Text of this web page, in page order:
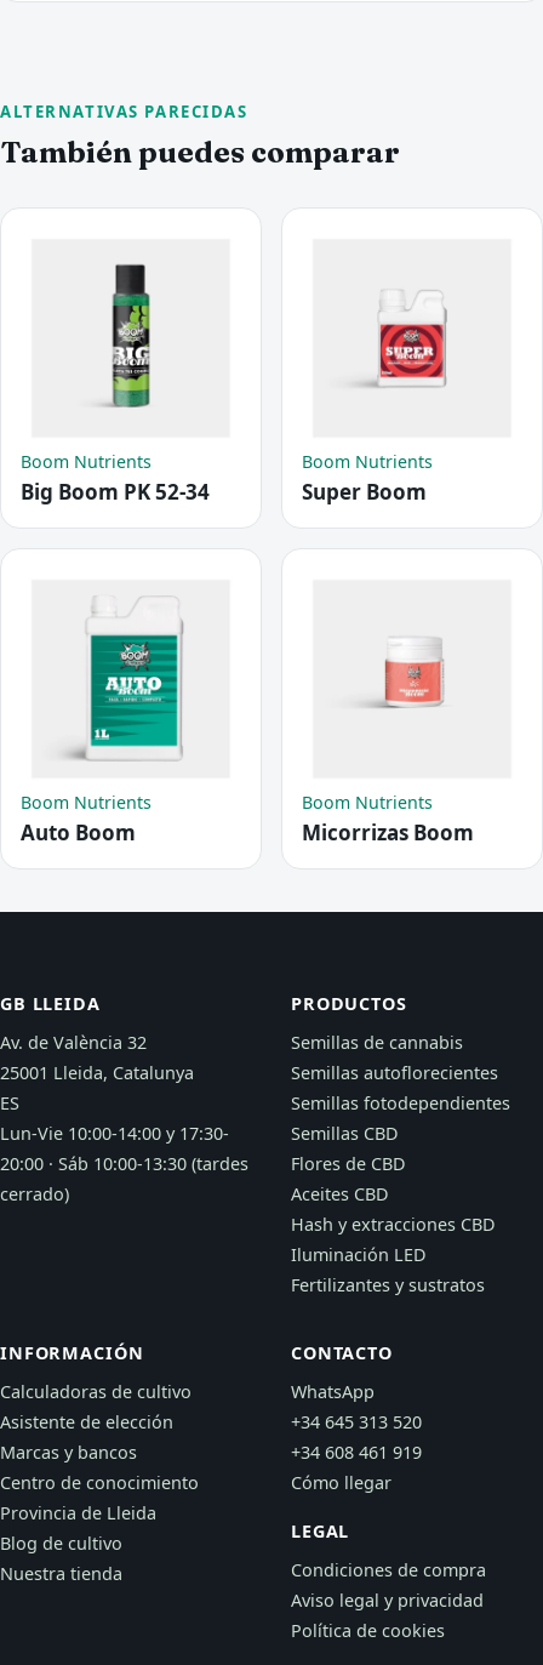
ALTERNATIVAS PARECIDAS
También puedes comparar
Boom Nutrients
Big Boom PK 52-34
Boom Nutrients
Super Boom
Boom Nutrients
Auto Boom
Boom Nutrients
Micorrizas Boom
GB LLEIDA
Av. de València 32
25001 Lleida, Catalunya
ES
Lun-Vie 10:00-14:00 y 17:30-
20:00 · Sáb 10:00-13:30 (tardes
cerrado)
PRODUCTOS
Semillas de cannabis
Semillas autoflorecientes
Semillas fotodependientes
Semillas CBD
Flores de CBD
Aceites CBD
Hash y extracciones CBD
Iluminación LED
Fertilizantes y sustratos
INFORMACIÓN
Calculadoras de cultivo
Asistente de elección
Marcas y bancos
Centro de conocimiento
Provincia de Lleida
Blog de cultivo
Nuestra tienda
CONTACTO
WhatsApp
+34 645 313 520
+34 608 461 919
Cómo llegar
LEGAL
Condiciones de compra
Aviso legal y privacidad
Política de cookies